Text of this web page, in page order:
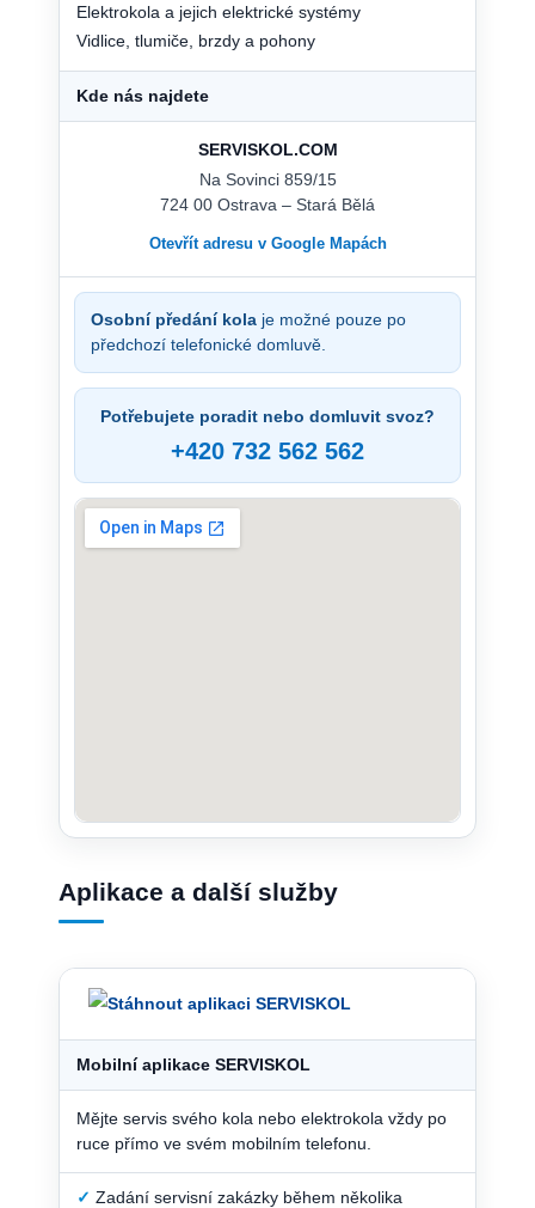
Elektrokola a jejich elektrické systémy
Vidlice, tlumiče, brzdy a pohony
Kde nás najdete
SERVISKOL.COM
Na Sovinci 859/15
724 00 Ostrava – Stará Bělá
Otevřít adresu v Google Mapách
Osobní předání kola je možné pouze po
předchozí telefonické domluvě.
Potřebujete poradit nebo domluvit svoz?
+420 732 562 562
Aplikace a další služby
Mobilní aplikace SERVISKOL
Mějte servis svého kola nebo elektrokola vždy po
ruce přímo ve svém mobilním telefonu.
✓ Zadání servisní zakázky během několika